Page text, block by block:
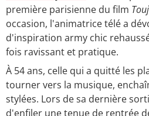
première parisienne du film
occasion, l'animatrice télé a
d'inspiration army chic
fois ravissant et pratique.
À 54 ans, celle qui a quitté les
tourner vers la musique,
stylées. Lors de sa dernière
d'enfiler une tenue de rentrée